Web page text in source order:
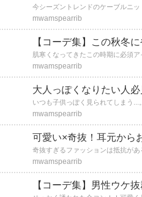
mwamspearrib
【コーデ集】この秋冬
mwamspearrib
大人っぽくなりたい人
mwamspearrib
可愛い×奇抜！耳元から
mwamspearrib
【コーデ集】男性ウケ